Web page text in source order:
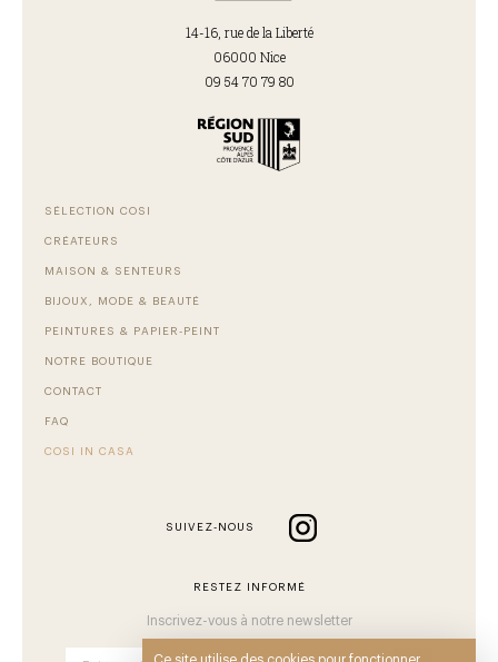
14-16, rue de la Liberté
06000 Nice
09 54 70 79 80
SÉLECTION COSI
CRÉATEURS
MAISON & SENTEURS
BIJOUX, MODE & BEAUTÉ
PEINTURES & PAPIER-PEINT
NOTRE BOUTIQUE
CONTACT
FAQ
COSI IN CASA
SUIVEZ-NOUS
RESTEZ INFORMÉ
Inscrivez-vous à notre newsletter